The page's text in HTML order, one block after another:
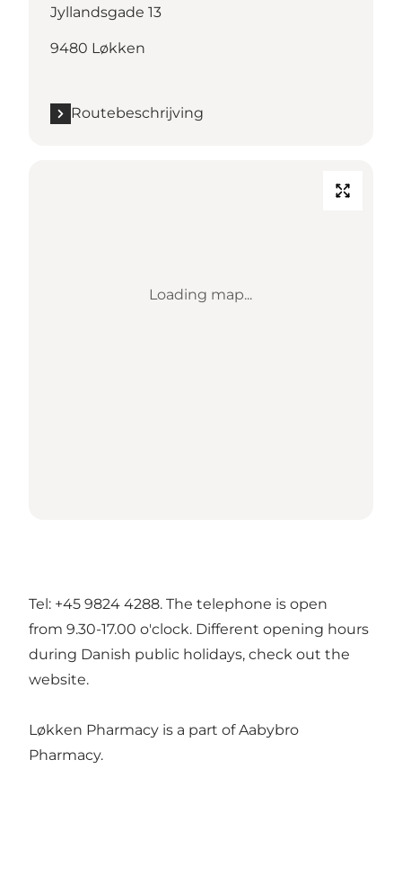
Jyllandsgade 13
9480 Løkken
Routebeschrijving
Loading map...
Tel: +45 9824 4288. The telephone is open
from 9.30-17.00 o'clock. Different opening hours
during Danish public holidays, check out the
website.
Løkken Pharmacy is a part of Aabybro
Pharmacy.